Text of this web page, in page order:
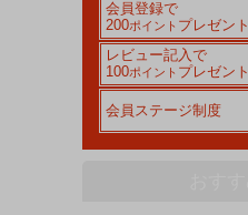
会員登録で
200ポイント プレゼント
レビュー記入で
100ポイント プレゼント
会員ステージ制度